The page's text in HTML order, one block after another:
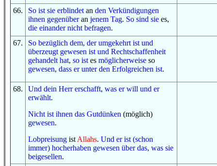
66. So ist sie erblindet an den Verkündigungen
ihnen gegenüberan jenem Tag. So sind sie es,
die einandernicht befragen.
67. So bezüglich dem, der umgekehrt ist und
überzeugt gewesen ist und Rechtschaffenheit
gehandelt hat, so ist es möglicherweise so
gewesen, dass er unterden Erfolgreichen ist.
68. Und dein Herr erschafft, was er will und er
erwählt.
Nicht ist ihnen das Gutdünken (möglich)
gewesen.
Lobpreisung ist Allahs. Und er ist (schon
immer) hocherhaben gewesen über das, was sie
beigesellen.